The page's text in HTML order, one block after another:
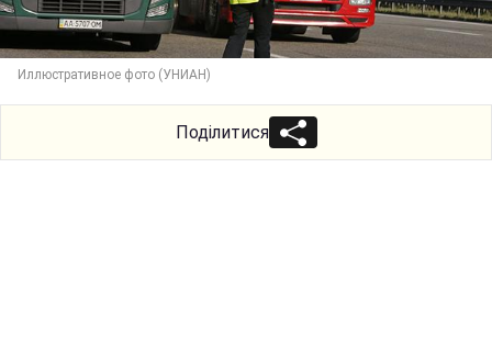
Иллюстративное фото (УНИАН)
Поділитися